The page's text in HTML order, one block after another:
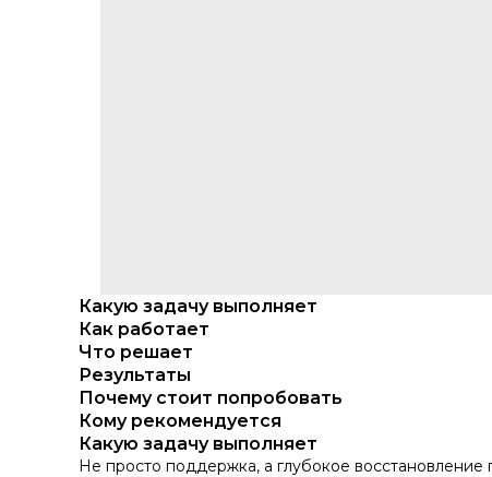
Какую задачу выполняет
Как работает
Что решает
Результаты
Почему стоит попробовать
Кому рекомендуется
Какую задачу выполняет
Не просто поддержка, а глубокое